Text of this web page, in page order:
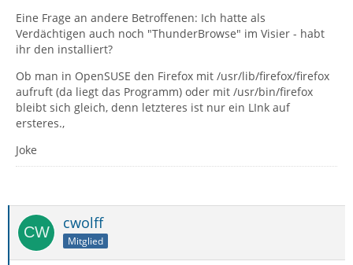
Eine Frage an andere Betroffenen: Ich hatte als
Verdächtigen auch noch "ThunderBrowse" im Visier - habt
ihr den installiert?
Ob man in OpenSUSE den Firefox mit /usr/lib/firefox/firefox
aufruft (da liegt das Programm) oder mit /usr/bin/firefox
bleibt sich gleich, denn letzteres ist nur ein LInk auf
ersteres.,
Joke
cwolff
Mitglied